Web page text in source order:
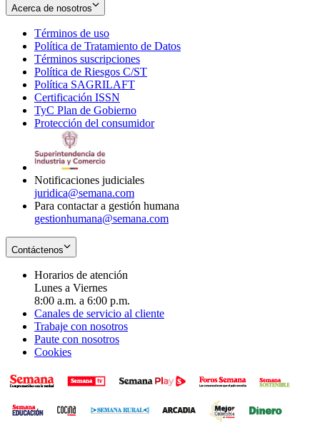
Acerca de nosotros
Términos de uso
in
new
window
Política de Tratamiento de Datos
Términos suscripciones
in
Política de Riesgos C/ST
Política SAGRILAFT
new
window
Certificación ISSN
in
new
TyC Plan de Gobierno
in
Protección del consumidorOpens
Notificaciones judiciales
juridica@semana.com
Para contactar a gestión humana
gestionhumana@semana.com
Contáctenos
Horarios de atención
Lunes a Viernes
8:00 a.m. a 6:00 p.m.
Canales de servicio al cliente
Trabaje con nosotros
Paute con nosotros
Cookies